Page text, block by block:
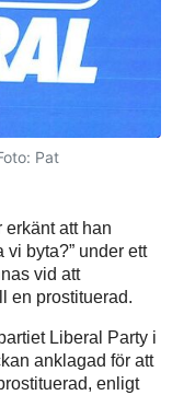
Pat
att han
vi byta?” under ett
vid att
en prostituerad.
Liberal Party i
anklagad för att
enligt